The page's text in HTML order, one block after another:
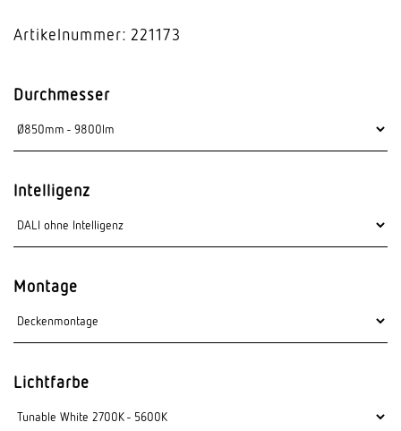
Artikelnummer: 221173
Durchmesser
Intelligenz
Montage
Lichtfarbe